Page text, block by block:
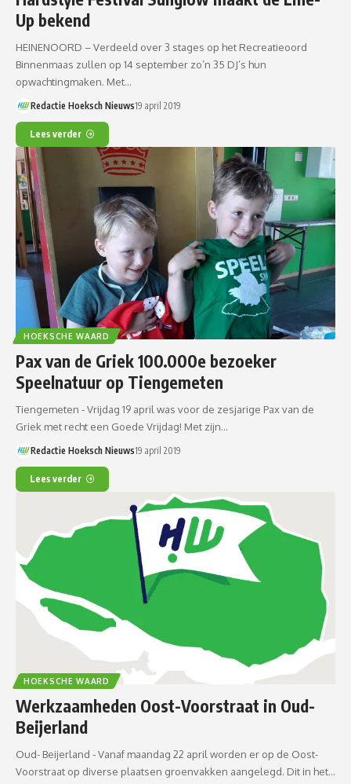
Up bekend
HEINENOORD – Verdeeld over 3 stages op het Recreatieoord
Binnenmaas zullen op 14 september zo’n 35 DJ’s hun
opwachtingmaken. Met…
Redactie Hoeksch Nieuws19 april 2019
Lees verder
HOEKSCHE WAARD
Pax van de Griek 100.000e bezoeker
Speelnatuur op Tiengemeten
Tiengemeten - Vrijdag 19 april was voor de zesjarige Pax van de
Griek met recht een Goede Vrijdag! Met zijn…
Redactie Hoeksch Nieuws19 april 2019
Lees verder
HOEKSCHE WAARD
Werkzaamheden Oost-Voorstraat in Oud-
Beijerland
Oud- Beijerland - Vanaf maandag 22 april worden er op de Oost-
Voorstraat op diverse plaatsen groenvakken aangelegd. Dit in het…